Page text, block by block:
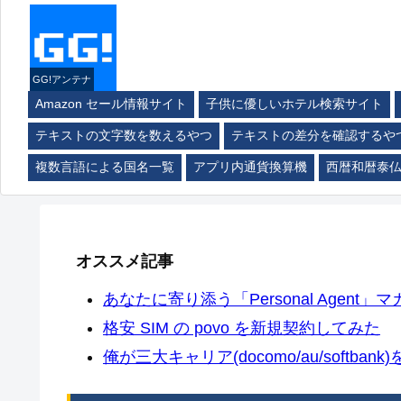
GG!アンテナ
Amazon セール情報サイト 子供に優しいホテル検索サイト
テキストの文字数を数えるやつ テキストの差分を確認するや
複数言語による国名一覧 アプリ内通貨換算機 西暦和暦泰
オススメ記事
あなたに寄り添う「Personal Agent」マ
格安 SIM の povo を新規契約してみた
俺が三大キャリア(docomo/au/softbank)